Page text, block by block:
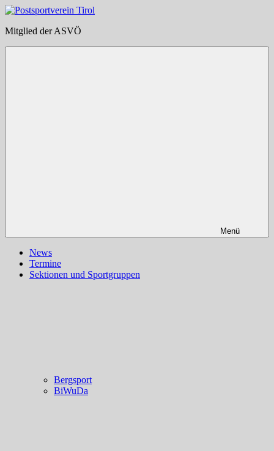
Zum
springen
Postsportverein
Mitglied der ASVÖ
Menü
News
Termine
Sektionen und Sportgruppen
Bergsport
BiWuDa